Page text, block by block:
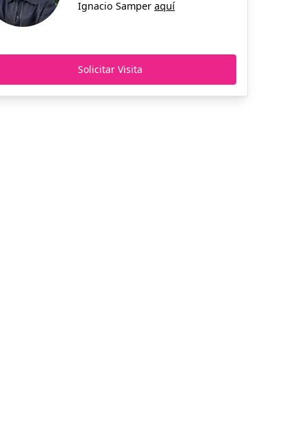
Ignacio Samper aquí
Solicitar Visita